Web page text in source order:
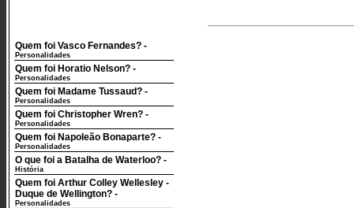
Quem foi Vasco Fernandes? -
Personalidades
Quem foi Horatio Nelson? -
Personalidades
Quem foi Madame Tussaud? -
Personalidades
Quem foi Christopher Wren? -
Personalidades
Quem foi Napoleão Bonaparte? -
Personalidades
O que foi a Batalha de Waterloo? -
História
Quem foi Arthur Colley Wellesley -
Duque de Wellington? -
Personalidades